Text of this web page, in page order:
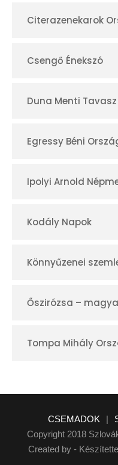
r
Citerazenekarok
Csengő Énekszó
Duna Menti Tavasz
Egressy Béni
Ipolyi Arnold
Kodály Napok
Könnyűzenei
Őszirózsa –
Tompa Mihály
CSEMADOK |
Copyright 2018
Created by -